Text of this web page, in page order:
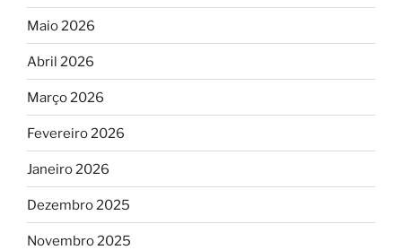
Maio 2026
Abril 2026
Março 2026
Fevereiro 2026
Janeiro 2026
Dezembro 2025
Novembro 2025